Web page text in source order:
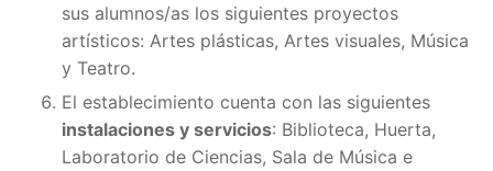
sus alumnos/as los siguientes proyectos
artísticos: Artes plásticas, Artes visuales, Música
y Teatro.
El establecimiento cuenta con las siguientes
instalaciones y servicios: Biblioteca, Huerta,
Laboratorio de Ciencias, Sala de Música e